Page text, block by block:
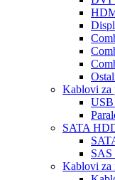
Kablovi za
USB
SATA
SAS
Kablovi za